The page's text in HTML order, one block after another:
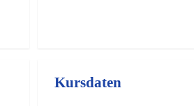
Kursdaten